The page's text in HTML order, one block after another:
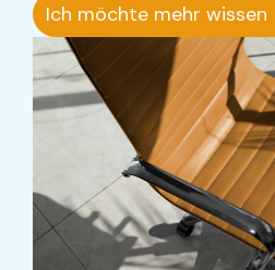
Ich möchte mehr wissen